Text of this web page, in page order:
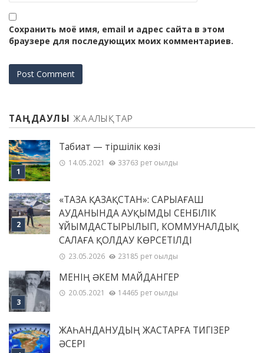
Сохранить моё имя, email и адрес сайта в этом
браузере для последующих моих комментариев.
ТАҢДАУЛЫ ЖАҢАЛЫҚТАР
Табиғат — тіршілік көзі
14.05.2021 33763 рет оқылды
«ТАЗА ҚАЗАҚСТАН»: САРЫАҒАШ
АУДАНЫНДА АУҚЫМДЫ СЕНБІЛІК
ҰЙЫМДАСТЫРЫЛЫП, КОММУНАЛДЫҚ
САЛАҒА ҚОЛДАУ КӨРСЕТІЛДІ
23.05.2026 23185 рет оқылды
МЕНІҢ ƏКЕМ МАЙДАНГЕР
20.05.2021 14465 рет оқылды
ЖАҺАНДАНУДЫҢ ЖАСТАРҒА ТИГІЗЕР
ӘСЕРІ